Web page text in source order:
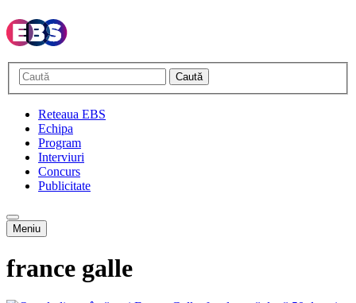
Caută
Reteaua EBS
Echipa
Program
Interviuri
Concurs
Publicitate
Meniu
france galle